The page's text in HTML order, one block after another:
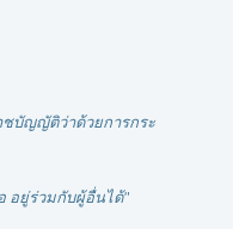
ชบัญญัติว่าด้วยการกระ
อยู่ร่วมกับผู้อื่นได้"